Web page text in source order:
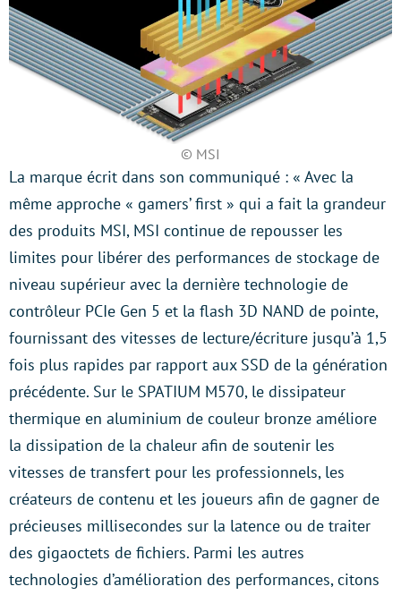
© MSI
La marque écrit dans son communiqué : « Avec la
même approche « gamers’ first » qui a fait la grandeur
des produits MSI, MSI continue de repousser les
limites pour libérer des performances de stockage de
niveau supérieur avec la dernière technologie de
contrôleur PCIe Gen 5 et la flash 3D NAND de pointe,
fournissant des vitesses de lecture/écriture jusqu’à 1,5
fois plus rapides par rapport aux SSD de la génération
précédente. Sur le SPATIUM M570, le dissipateur
thermique en aluminium de couleur bronze améliore
la dissipation de la chaleur afin de soutenir les
vitesses de transfert pour les professionnels, les
créateurs de contenu et les joueurs afin de gagner de
précieuses millisecondes sur la latence ou de traiter
des gigaoctets de fichiers. Parmi les autres
technologies d’amélioration des performances, citons